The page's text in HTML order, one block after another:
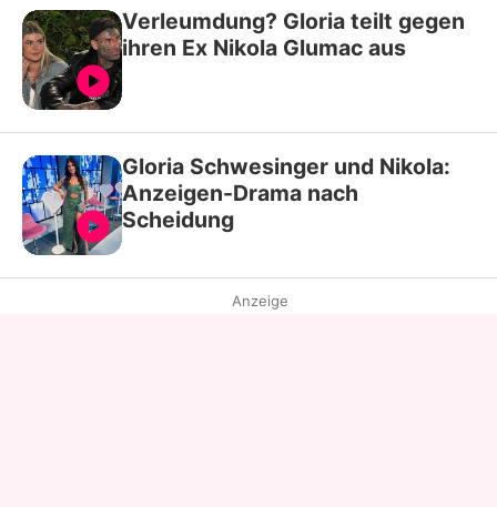
Verleumdung? Gloria teilt gegen
ihren Ex Nikola Glumac aus
Gloria Schwesinger und Nikola:
Anzeigen-Drama nach
Scheidung
Anzeige